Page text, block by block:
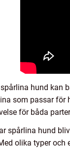
hund kan
som passar för
för båda
spårlina hund
olika typer